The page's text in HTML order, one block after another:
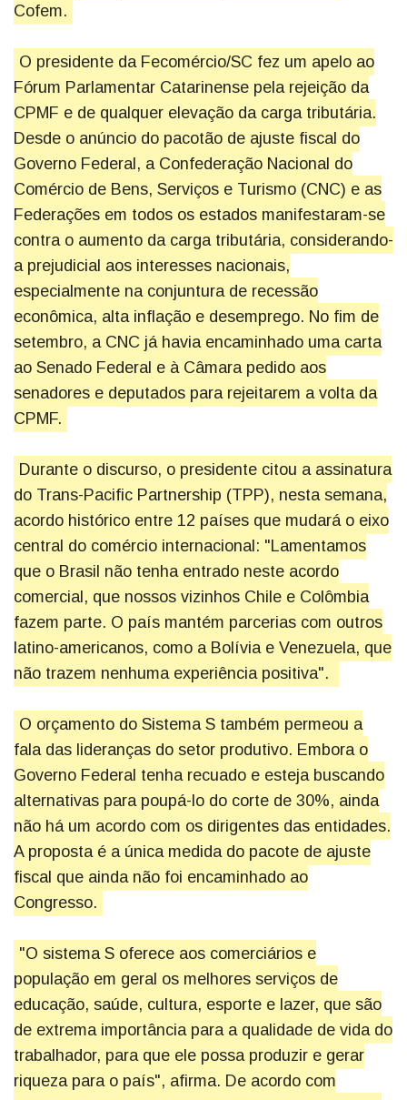
Cofem.
O presidente da Fecomércio/SC fez um apelo ao
Fórum Parlamentar Catarinense pela rejeição da
CPMF e de qualquer elevação da carga tributária.
Desde o anúncio do pacotão de ajuste fiscal do
Governo Federal, a Confederação Nacional do
Comércio de Bens, Serviços e Turismo (CNC) e as
Federações em todos os estados manifestaram-se
contra o aumento da carga tributária, considerando-
a prejudicial aos interesses nacionais,
especialmente na conjuntura de recessão
econômica, alta inflação e desemprego. No fim de
setembro, a CNC já havia encaminhado uma carta
ao Senado Federal e à Câmara pedido aos
senadores e deputados para rejeitarem a volta da
CPMF.
Durante o discurso, o presidente citou a assinatura
do Trans-Pacific Partnership (TPP), nesta semana,
acordo histórico entre 12 países que mudará o eixo
central do comércio internacional: "Lamentamos
que o Brasil não tenha entrado neste acordo
comercial, que nossos vizinhos Chile e Colômbia
fazem parte. O país mantém parcerias com outros
latino-americanos, como a Bolívia e Venezuela, que
não trazem nenhuma experiência positiva".
O orçamento do Sistema S também permeou a
fala das lideranças do setor produtivo. Embora o
Governo Federal tenha recuado e esteja buscando
alternativas para poupá-lo do corte de 30%, ainda
não há um acordo com os dirigentes das entidades.
A proposta é a única medida do pacote de ajuste
fiscal que ainda não foi encaminhado ao
Congresso.
"O sistema S oferece aos comerciários e
população em geral os melhores serviços de
educação, saúde, cultura, esporte e lazer, que são
de extrema importância para a qualidade de vida do
trabalhador, para que ele possa produzir e gerar
riqueza para o país", afirma. De acordo com